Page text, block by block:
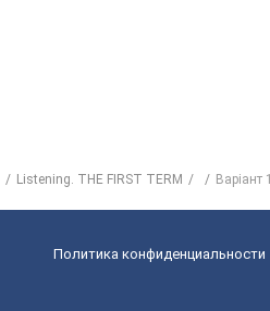
Listening. THE FIRST TERM Варіант 1
Политика конфиденциальности